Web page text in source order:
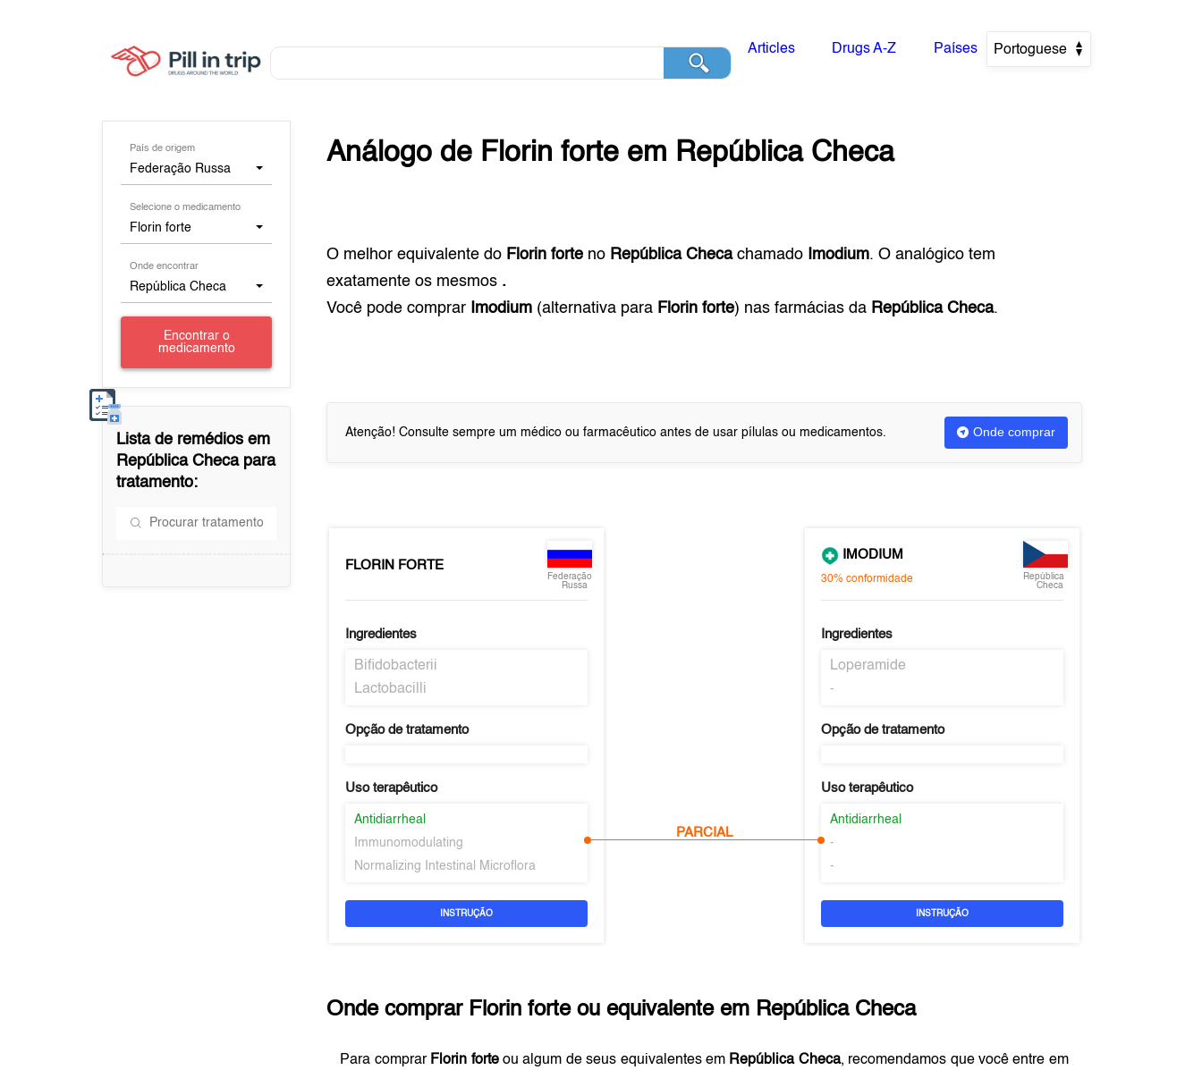
Articles Drugs A-Z Países Portoguese
País de origem
Federação Russa
Selecione o medicamento
Florin forte
Onde encontrar
República Checa
Encontrar o
medicamento
Lista de remédios em
República Checapara
tratamento:
Análogo de Florin forte em República Checa
O melhor equivalente do Florin forte no República Checachamado Imodium. O analógico tem
exatamente os mesmos .
Você pode comprar
Imodium (alternativa para Florin forte) nas farmácias da República Checa.
Atenção! Consulte sempre um médico ou farmacêutico antes de usar pílulas ou medicamentos. Onde comprar
FLORIN FORTE
Federação
Russa
Ingredientes
Bifidobacterii
Lactobacilli
Opção de tratamento
Uso terapêutico
Antidiarrheal
Immunomodulating
Normalizing Intestinal Microflora
INSTRUÇÃO
PARCIAL
IMODIUM
30% conformidade
República
Checa
Ingredientes
Loperamide
-
Opção de tratamento
Uso terapêutico
Antidiarrheal
-
-
INSTRUÇÃO
Onde comprar Florin forteou equivalente em República Checa
Para comprar Florin forteou algum de seus equivalentes em República Checa, recomendamos que você entre em